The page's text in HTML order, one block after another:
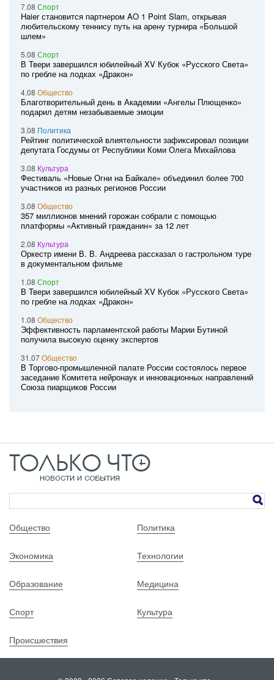
7.08 Спорт
Haier становится партнером AO 1 Point Slam, открывая
любительскому теннису путь на арену турнира «Большой
шлем»
5.08 Спорт
В Твери завершился юбилейный XV Кубок «Русского Света»
по гребле на лодках «Дракон»
4.08 Общество
Благотворительный день в Академии «Ангелы Плющенко»
подарил детям незабываемые эмоции
3.08 Политика
Рейтинг политической влиятельности зафиксировал позиции
депутата Госдумы от Республики Коми Олега Михайлова
3.08 Культура
Фестиваль «Новые Огни на Байкале» объединил более 700
участников из разных регионов России
3.08 Общество
357 миллионов мнений горожан собрали с помощью
платформы «Активный гражданин» за 12 лет
2.08 Культура
Оркестр имени В. В. Андреева рассказал о гастрольном туре
в документальном фильме
1.08 Спорт
В Твери завершился юбилейный XV Кубок «Русского Света»
по гребле на лодках «Дракон»
1.08 Общество
Эффективность парламентской работы Марии Бутиной
получила высокую оценку экспертов
31.07Общество
В Торгово-промышленной палате России состоялось первое
заседание Комитета нейронаук и инновационных направлений
Союза пиарщиков России
Общество Политика
Экономика Технологии
Образование Медицина
Спорт Культура
Происшествия